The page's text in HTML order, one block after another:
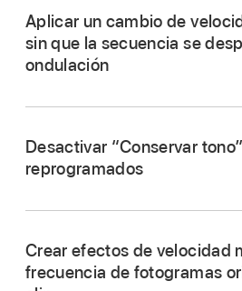
En lalínea de tiempode
selecciona unintervalo, un
Aplicar un cambio de
sin que la secuencia se
ondulación
Desactivar “Conservar
reprogramados
Crear efectos de velocidad
frecuencia de fotogramas